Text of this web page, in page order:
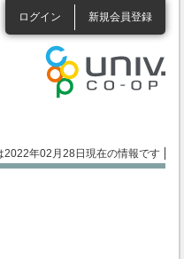
ログイン 新規会員登録
2022年02月28日現在の情報です